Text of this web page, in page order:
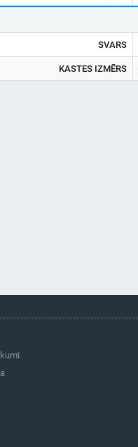
SVARS
KASTES IZMĒRS